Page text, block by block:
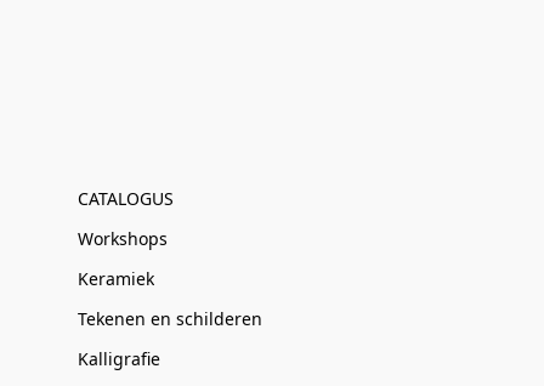
CATALOGUS
Workshops
Keramiek
Tekenen en schilderen
Kalligrafie